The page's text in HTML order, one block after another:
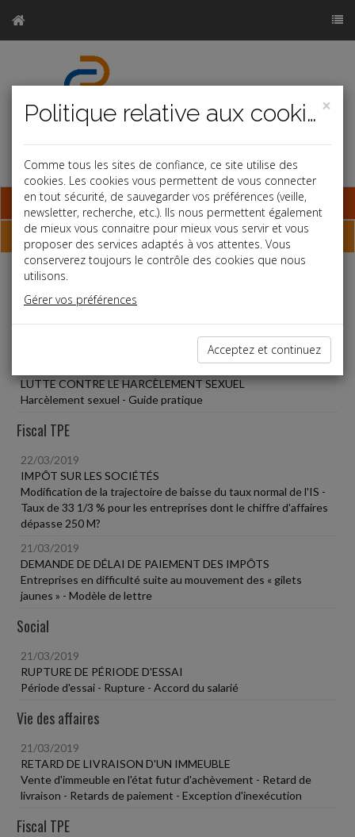
Base documentaire
Dépêches
Liste des dernières dépêches
LUTTE CONTRE LE HARCÈLEMENT SEXUEL
Harcèlement sexuel - Guide pratique
Fiscal TPE
22/03/2019
IMPÔT SUR LES SOCIÉTÉS
Modification de la trajectoire de baisse du taux normal de l'IS -
Taux de 33 1/3 % pour les entreprises dont le chiffre d'affaires
dépasse 250 M?
21/03/2019
DEMANDE DE DÉLAI DE PAIEMENT DES IMPÔTS
Entreprises en difficulté suite au mouvement des « gilets
jaunes » - Modèle de lettre
Social
21/03/2019
RUPTURE DE PÉRIODE D'ESSAI
Période d'essai - Rupture - Accord du salarié
Vie des affaires
21/03/2019
RETARD DE LIVRAISON D'UN IMMEUBLE
Vente d'immeuble en l'état futur d'achèvement - Retard de
livraison - Retards de paiement - Exception d'inexécution
Fiscal TPE
×
Politique relative aux cookies
Comme tous les sites de confiance, ce site utilise des
cookies. Les cookies vous permettent de vous connecter
en tout sécurité, de sauvegarder vos préférences (veille,
newsletter, recherche, etc.). Ils nous permettent également
de mieux vous connaitre pour mieux vous servir et vous
proposer des services adaptés à vos attentes. Vous
conserverez toujours le contrôle des cookies que nous
utilisons.
Gérer vos préférences
Acceptez et continuez